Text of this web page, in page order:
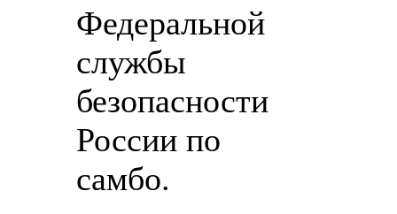
Федеральной
службы
безопасности
России по
самбо.